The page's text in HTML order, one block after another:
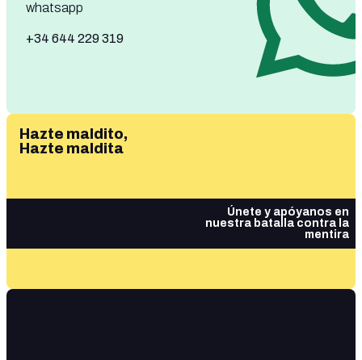
whatsapp
+34 644 229 319
Hazte maldito,
Hazte maldita
Únete y apóyanos en
nuestra batalla contra la
mentira